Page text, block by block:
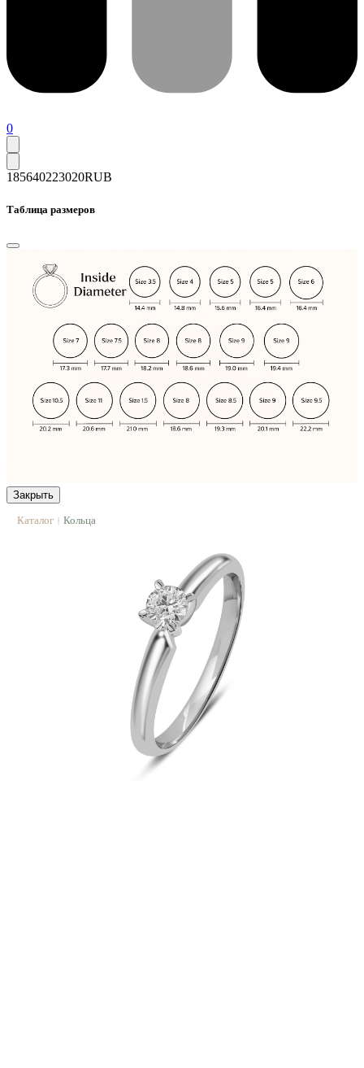
0
185640223020RUB
Таблица размеров
Закрыть
Каталог | Кольца